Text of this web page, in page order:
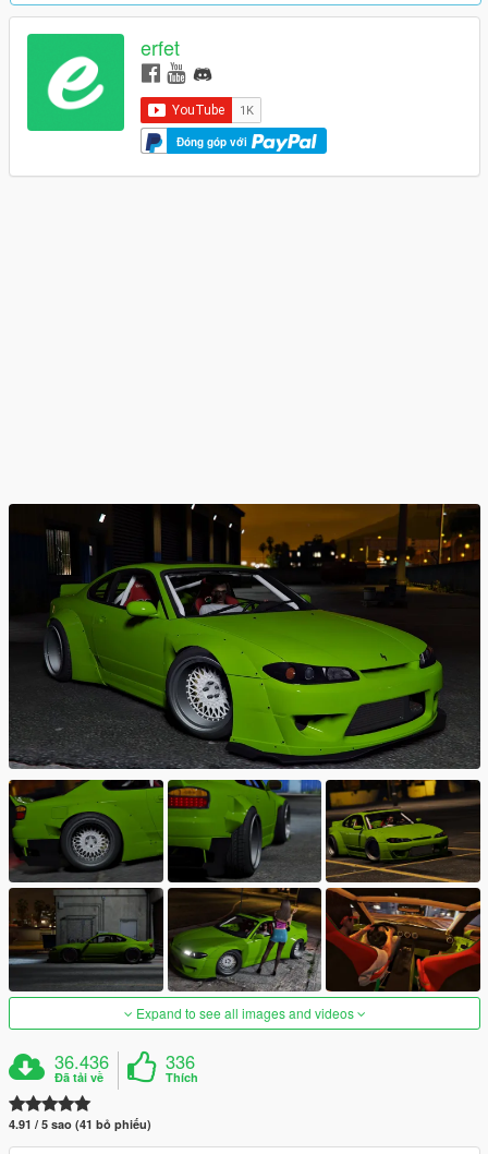
erfet
Đóng góp với
Expand to see all images and videos
36.436
Đã tải về
336
Thích
4.91 / 5 sao (41 bỏ phiếu)